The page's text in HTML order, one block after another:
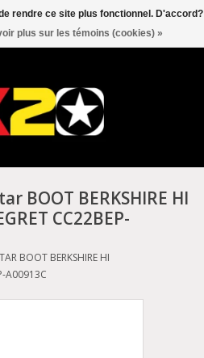
0 Articles - C$0.00
BOOT BERKSHIRE HI
CC22BEP-
BOOT BERKSHIRE HI
A00913C
rendre ce site plus fonctionnel. D'accord?
plus sur les témoins (cookies) »